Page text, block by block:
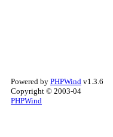
Powered by PHPWind v1.3.6
Copyright © 2003-04
PHPWind